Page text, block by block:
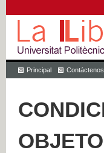
Principal Contáctenos